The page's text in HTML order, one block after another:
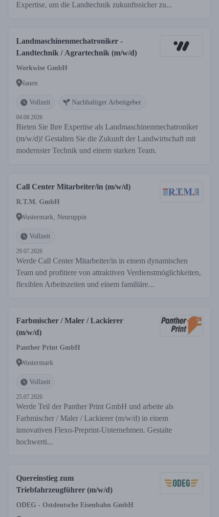
Expertise, um die Landtechnik zukunftssicher zu...
Landmaschinenmechatroniker -
Landtechnik / Agrartechnik (m/w/d)
Workwise GmbH
Nauen
Vollzeit Nachhaltiger Arbeitgeber
04.08.2026
Bieten Sie Ihre Expertise als Landmaschinenmechatroniker
(m/w/d)! Gestalten Sie die Zukunft der Landwirtschaft mit
modernster Technik und einem starken Team.
Call Center Mitarbeiter/in (m/w/d)
R.T.M. GmbH
Wustermark, Neuruppin
Vollzeit
29.07.2026
Werde Call Center Mitarbeiter/in in einem dynamischen
Team und profitiere von attraktiven Verdienstmöglichkeiten,
flexiblen Arbeitszeiten und einem familiäre...
Farbmischer / Maler / Lackierer
(m/w/d)
Panther Print GmbH
Wustermark
Vollzeit
25.07.2026
Werde Teil der Panther Print GmbH und arbeite als
Farbmischer / Maler / Lackierer (m/w/d) in einem
innovativen Flexo-Preprint-Unternehmen. Gestalte
hochwerti...
Quereinstieg zum
Triebfahrzeugführer (m/w/d)
ODEG - Ostdeutsche Eisenbahn GmbH